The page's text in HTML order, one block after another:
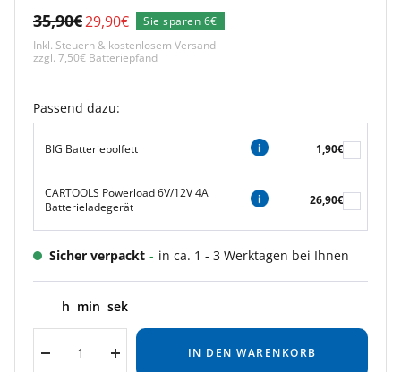
Angebotspreis
29,90€
Regulärer
Preis
35,90€
Sie sparen 6€
Inkl. Steuern & kostenlosem Versand
zzgl. 7,50€ Batteriepfand
Passend dazu:
BIG Batteriepolfett 1,90€
CARTOOLS Powerload 6V/12V 4A
Batterieladegerät
26,90€
Sicher verpackt - in ca. 1 - 3 Werktagen bei Ihnen
h min sek
Menge
Menge
IN DEN WARENKORB